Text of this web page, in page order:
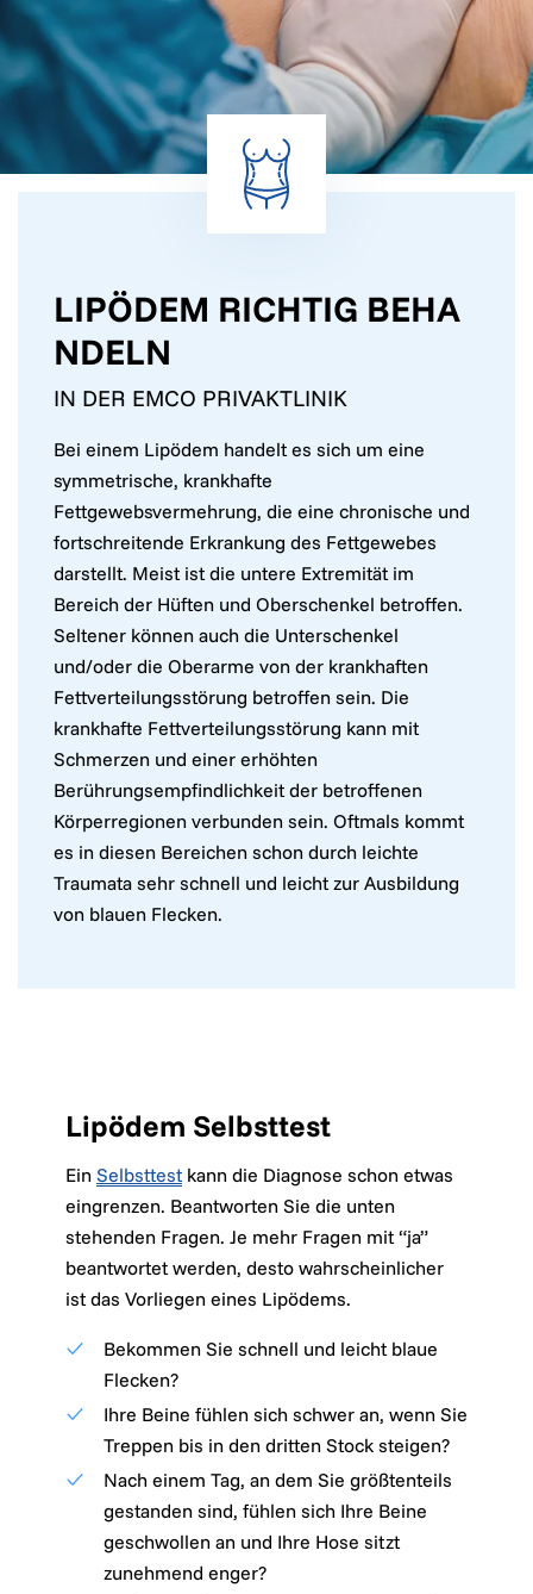
LIPÖDEM RICHTIG BEHA
NDELN
IN DER EMCO PRIVAKTLINIK
Bei einem Lipödem handelt es sich um eine
symmetrische, krankhafte
Fettgewebsvermehrung, die eine chronische und
fortschreitende Erkrankung des Fettgewebes
darstellt. Meist ist die untere Extremität im
Bereich der Hüften und Oberschenkel betroffen.
Seltener können auch die Unterschenkel
und/oder die Oberarme von der krankhaften
Fettverteilungsstörung betroffen sein. Die
krankhafte Fettverteilungsstörung kann mit
Schmerzen und einer erhöhten
Berührungsempfindlichkeit der betroffenen
Körperregionen verbunden sein. Oftmals kommt
es in diesen Bereichen schon durch leichte
Traumata sehr schnell und leicht zur Ausbildung
von blauen Flecken.
Lipödem Selbsttest
Ein Selbsttest kann die Diagnose schon etwas
eingrenzen. Beantworten Sie die unten
stehenden Fragen. Je mehr Fragen mit “ja”
beantwortet werden, desto wahrscheinlicher
ist das Vorliegen eines Lipödems.
Bekommen Sie schnell und leicht blaue
Flecken?
Ihre Beine fühlen sich schwer an, wenn Sie
Treppen bis in den dritten Stock steigen?
Nach einem Tag, an dem Sie größtenteils
gestanden sind, fühlen sich Ihre Beine
geschwollen an und Ihre Hose sitzt
zunehmend enger?